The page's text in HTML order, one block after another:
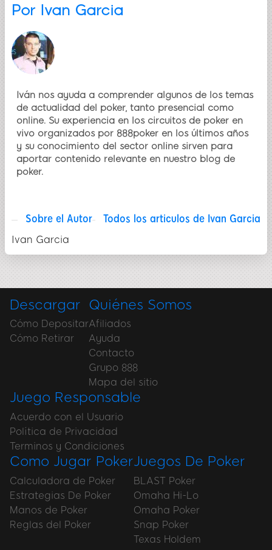
Por Ivan Garcia
Iván nos ayuda a comprender algunos de los temas
de actualidad del poker, tanto presencial como
online. Su experiencia en los circuitos de poker en
vivo organizados por 888poker en los últimos años
y su conocimiento del sector online sirven para
aportar contenido relevante en nuestro blog de
poker.
Sobre el Autor Todos los articulos de Ivan Garcia
Ivan Garcia
Descargar
Cómo Depositar
Cómo Retirar
Quiénes Somos
Afiliados
Ayuda
Contacto
Grupo 888
Mapa del sitio
Juego Responsable
Acuerdo con el Usuario
Política de Privacidad
Terminos y Condiciones
Como Jugar Poker
Calculadora de Poker
Estrategias De Poker
Manos de Poker
Reglas del Poker
Juegos De Poker
BLAST Poker
Omaha Hi-Lo
Omaha Poker
Snap Poker
Texas Holdem